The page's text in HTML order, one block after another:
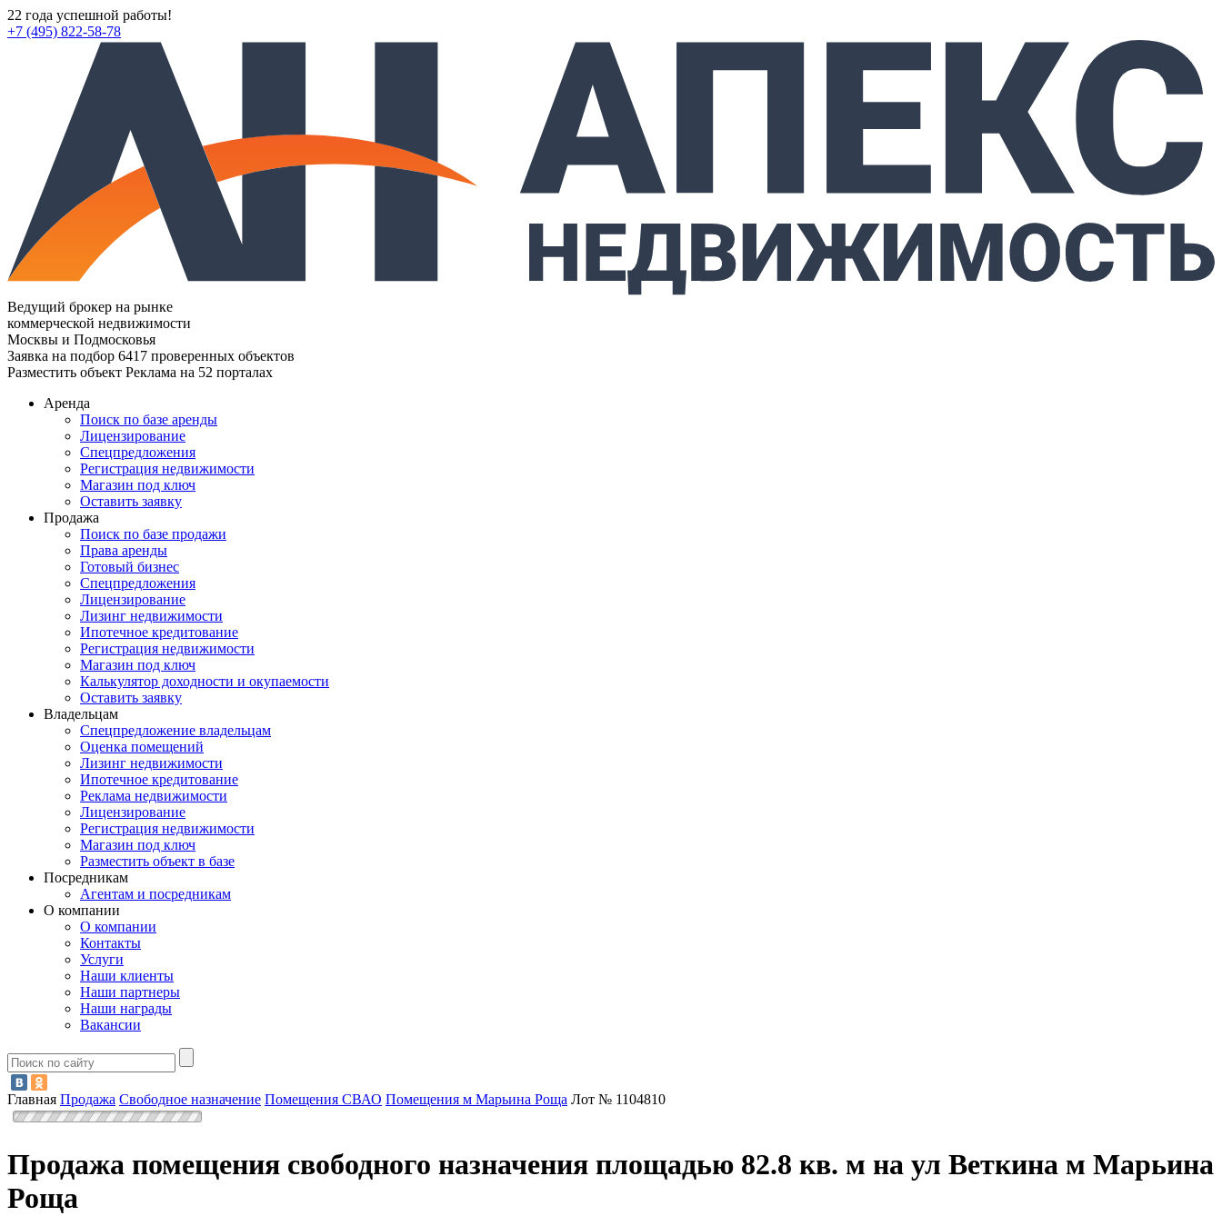
22 года успешной работы!
+7 (495) 822-58-78
Ведущий брокер на рынке
коммерческой недвижимости
Москвы и Подмосковья
Заявка на подбор 6417 проверенных объектов
Разместить объект Реклама на 52 порталах
Аренда
Поиск по базе аренды
Лицензирование
Спецпредложения
Регистрация недвижимости
Магазин под ключ
Оставить заявку
Продажа
Поиск по базе продажи
Права аренды
Готовый бизнес
Спецпредложения
Лицензирование
Лизинг недвижимости
Ипотечное кредитование
Регистрация недвижимости
Магазин под ключ
Калькулятор доходности и окупаемости
Оставить заявку
Владельцам
Спецпредложение владельцам
Оценка помещений
Лизинг недвижимости
Ипотечное кредитование
Реклама недвижимости
Лицензирование
Регистрация недвижимости
Магазин под ключ
Разместить объект в базе
Посредникам
Агентам и посредникам
О компании
О компании
Контакты
Услуги
Наши клиенты
Наши партнеры
Наши награды
Вакансии
Главная Продажа Свободное назначение Помещения СВАО Помещения м Марьина Роща Лот № 1104810
Продажа помещения свободного назначения площадью 82.8 кв. м на ул Веткина м Марьина
Роща